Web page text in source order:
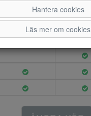
38
Hantera cookies
Läs mer om cookies